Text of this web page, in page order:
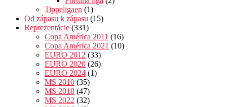
Tippeligaen (1)
Od zápasu k zápasu (15)
Reprezentácie (331)
Copa América 2011 (16)
Copa América 2021 (10)
EURO 2012 (33)
EURO 2020 (26)
EURO 2024 (1)
MS 2010 (35)
MS 2018 (47)
MS 2022 (32)